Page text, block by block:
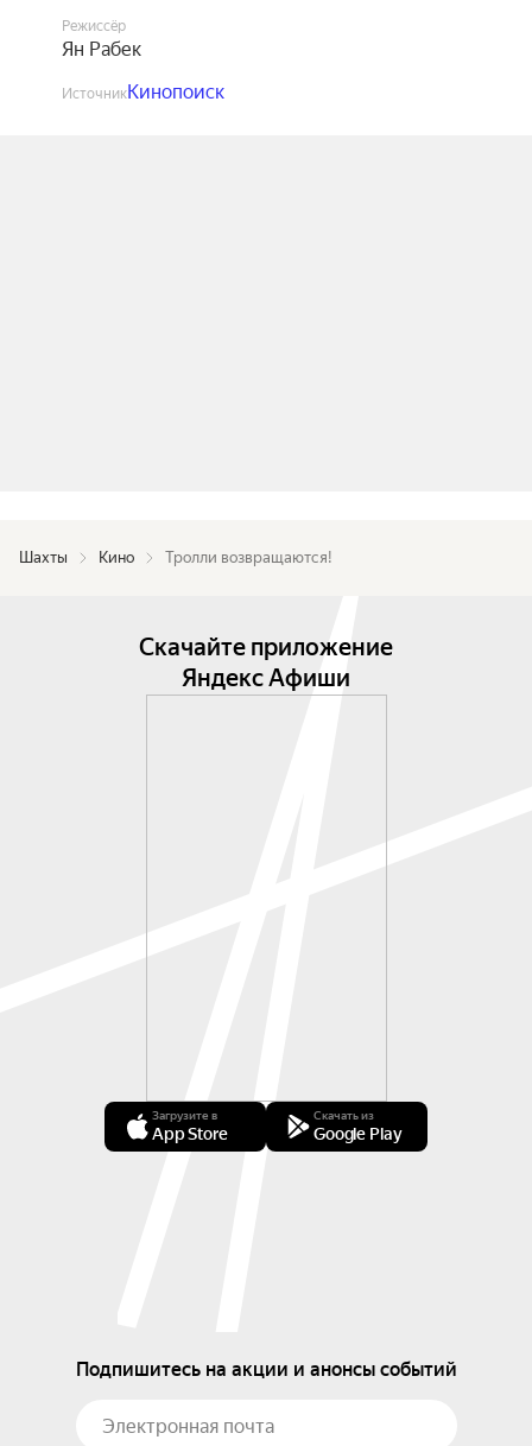
Режиссёр
Ян Рабек
ИсточникКинопоиск
Шахты Кино Тролли возвращаются!
Скачайте приложение
Яндекс Афиши
Загрузите в
App Store
Скачать из
Google Play
Подпишитесь на акции и анонсы событий